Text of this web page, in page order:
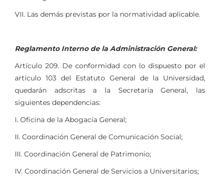
VII. Las demás previstas por la normatividad aplicable.
Reglamento Interno de la Administración General:
Artículo 209. De conformidad con lo dispuesto por el
artículo 103 del Estatuto General de la Universidad,
quedarán adscritas a la Secretaría General, las
siguientes dependencias:
I. Oficina de la Abogacía General;
II. Coordinación General de Comunicación Social;
III. Coordinación General de Patrimonio;
IV. Coordinación General de Servicios a Universitarios;